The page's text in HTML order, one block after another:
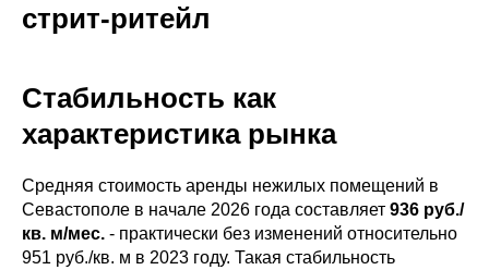
стрит-ритейл
Стабильность как
характеристика рынка
Средняя стоимость аренды нежилых помещений в
Севастополе в начале 2026 года составляет 936 руб./
кв. м/мес. - практически без изменений относительно
951 руб./кв. м в 2023 году. Такая стабильность